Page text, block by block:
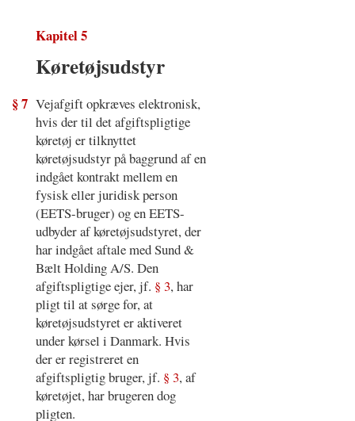
Kapitel 5
Køretøjsudstyr
§ 7 Vejafgift opkræves elektronisk,
hvis der til det afgiftspligtige
køretøj er tilknyttet
køretøjsudstyr på baggrund af en
indgået kontrakt mellem en
fysisk eller juridisk person
(EETS-bruger) og en EETS-
udbyder af køretøjsudstyret, der
har indgået aftale med Sund &
Bælt Holding A/S. Den
afgiftspligtige ejer, jf. § 3, har
pligt til at sørge for, at
køretøjsudstyret er aktiveret
under kørsel i Danmark. Hvis
der er registreret en
afgiftspligtig bruger, jf. § 3, af
køretøjet, har brugeren dog
pligten.